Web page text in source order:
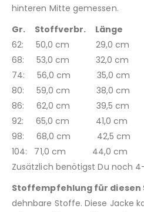
hinteren Mitte gemessen.
Gr. Stoffverbr. Länge
62: 50,0 cm 29,0 cm
68: 53,0 cm 32,0 cm
74: 56,0 cm 35,0 cm
80: 59,0 cm 38,0 cm
86: 62,0 cm 39,5 cm
92: 65,0 cm 41,0 cm
98: 68,0 cm 42,5 cm
104: 71,0 cm 44,0 cm
Zusätzlich benötigst Du noch
Stoffempfehlung für diesen
dehnbare Stoffe. Diese Jacke